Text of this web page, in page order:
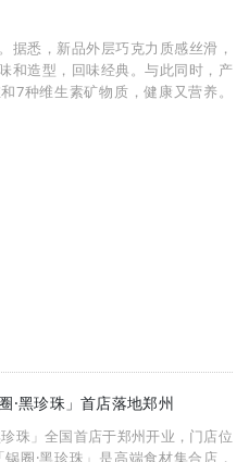
据悉，新品外层巧克力质感丝滑，
和造型，回味经典。与此同时，产
7种维生素矿物质，健康又营养。
·黑珍珠」首店落地郑州
珠」全国首店于郑州开业，门店位
圈·黑珍珠」是高端食材集合店，